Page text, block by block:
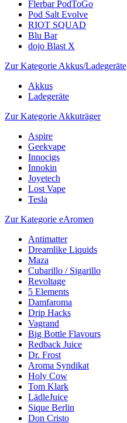
Flerbar PodToGo
Pod Salt Evolve
RIOT SQUAD
Blu Bar
dojo Blast X
Zur Kategorie Akkus/Ladegeräte
Akkus
Ladegeräte
Zur Kategorie Akkuträger
Aspire
Geekvape
Innocigs
Innokin
Joyetech
Lost Vape
Tesla
Zur Kategorie eAromen
Antimatter
Dreamlike Liquids
Maza
Cubarillo / Sigarillo
Revoltage
5 Elements
Damfaroma
Drip Hacks
Vagrand
Big Bottle Flavours
Redback Juice
Dr. Frost
Aroma Syndikat
Holy Cow
Tom Klark
LädleJuice
Sique Berlin
Don Cristo